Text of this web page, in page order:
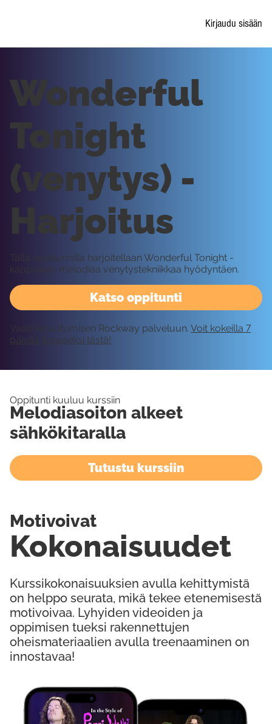
Kirjaudu sisään
Katso oppitunti
Wonderful
Tonight
(venytys) -
Harjoitus
Tällä oppitunnilla harjoitellaan Wonderful Tonight -
kappaleen melodiaa venytystekniikkaa hyödyntäen.
Vaatii kirjautumisen Rockway palveluun. Voit kokeilla 7
päivää ilmaiseksi tästä!
Oppitunti kuuluu kurssiin
Melodiasoiton alkeet
sähkökitaralla
Tutustu kurssiin
Kurssikokonaisuuksien avulla kehittymistä
on helppo seurata, mikä tekee etenemisestä
motivoivaa. Lyhyiden videoiden ja
oppimisen tueksi rakennettujen
oheismateriaalien avulla treenaaminen on
innostavaa!
Kokonaisuudet
Motivoivat